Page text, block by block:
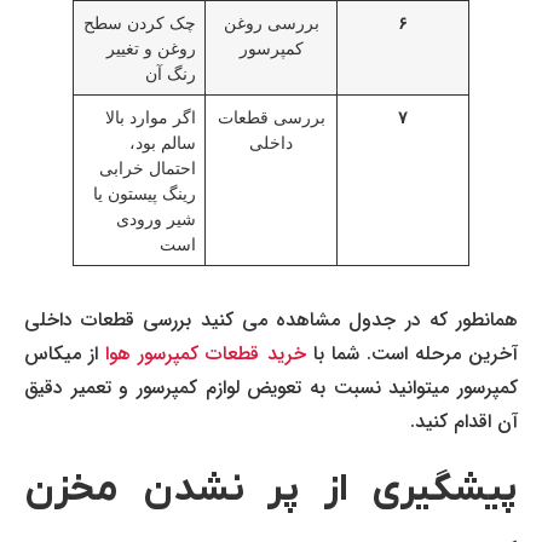
۶
بررسی روغن
کمپرسور
چک کردن سطح
روغن و تغییر
رنگ آن
۷
بررسی قطعات
داخلی
اگر موارد بالا
سالم بود،
احتمال خرابی
رینگ پیستون یا
شیر ورودی
است
همانطور که در جدول مشاهده می کنید بررسی قطعات داخلی
آخرین مرحله است. شما باخرید قطعات کمپرسور هوا از میکاس
کمپرسور میتوانید نسبت به تعویض لوازم کمپرسور و تعمیر دقیق
آن اقدام کنید.
پیشگیری از پر نشدن مخزن